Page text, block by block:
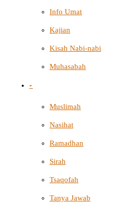
Info Umat
Kajian
Kisah Nabi-nabi
Muhasabah
-
Muslimah
Nasihat
Ramadhan
Sirah
Tsaqofah
Tanya Jawab